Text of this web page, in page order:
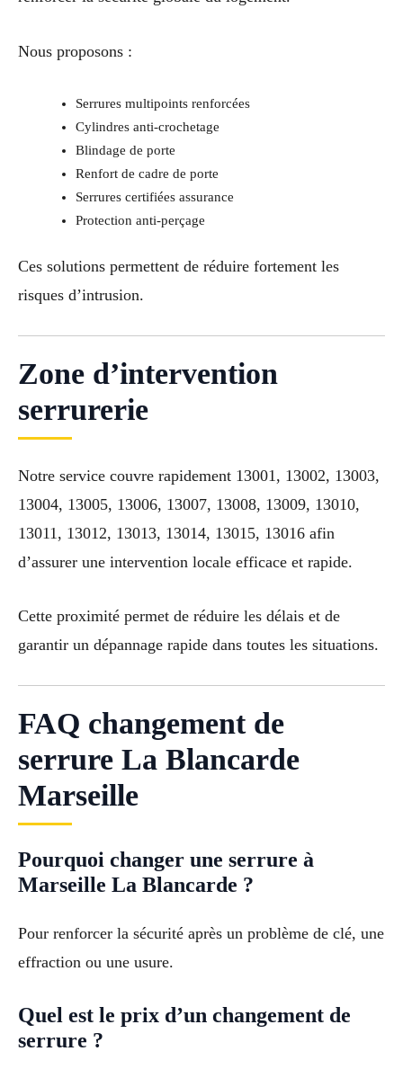
Nous proposons :
Serrures multipoints renforcées
Cylindres anti-crochetage
Blindage de porte
Renfort de cadre de porte
Serrures certifiées assurance
Protection anti-perçage
Ces solutions permettent de réduire fortement les
risques d’intrusion.
Zone d’intervention
serrurerie
Notre service couvre rapidement 13001, 13002, 13003,
13004, 13005, 13006, 13007, 13008, 13009, 13010,
13011, 13012, 13013, 13014, 13015, 13016 afin
d’assurer une intervention locale efficace et rapide.
Cette proximité permet de réduire les délais et de
garantir un dépannage rapide dans toutes les situations.
FAQ changement de
serrure La Blancarde
Marseille
Pourquoi changer une serrure à
Marseille La Blancarde ?
Pour renforcer la sécurité après un problème de clé, une
effraction ou une usure.
Quel est le prix d’un changement de
serrure ?